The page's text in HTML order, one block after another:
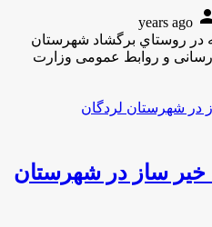
در روستاي برگشاد شهرستان
و روابط عمومی وزارت
6کلاسه خیر ساز در شهرستان